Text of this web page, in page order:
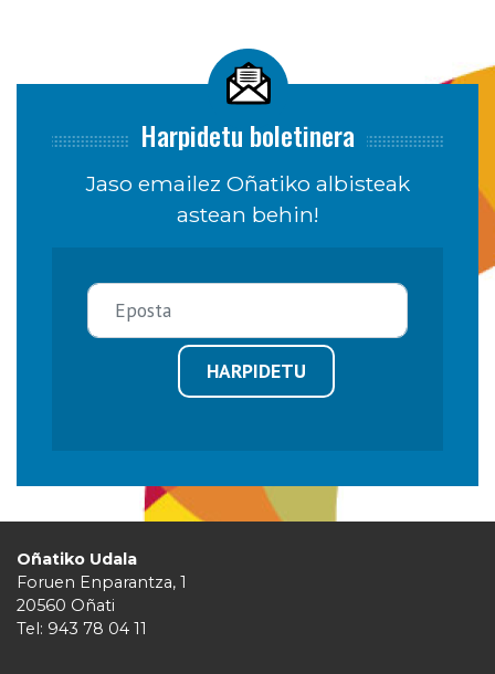
Harpidetu boletinera
Jaso emailez Oñatiko albisteak
astean behin!
HARPIDETU
Oñatiko Udala
Foruen Enparantza, 1
20560 Oñati
Tel: 943 78 04 11